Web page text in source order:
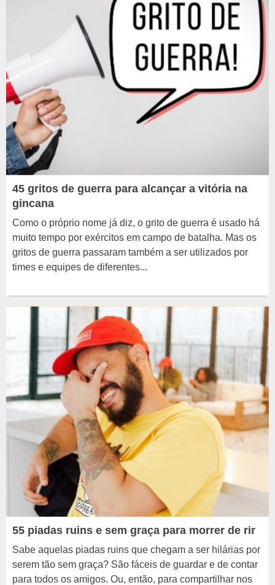
45 gritos de guerra para alcançar a vitória na
gincana
Como o próprio nome já diz, o grito de guerra é usado há
muito tempo por exércitos em campo de batalha. Mas os
gritos de guerra passaram também a ser utilizados por
times e equipes de diferentes...
55 piadas ruins e sem graça para morrer de rir
Sabe aquelas piadas ruins que chegam a ser hilárias por
serem tão sem graça? São fáceis de guardar e de contar
para todos os amigos. Ou, então, para compartilhar nos